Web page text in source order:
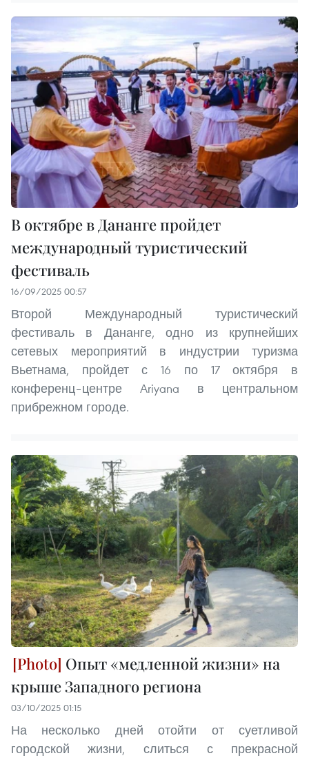
В октябре в Дананге пройдет
международный туристический
фестиваль
16/09/2025 00:57
Второй Международный туристический
фестиваль в Дананге, одно из крупнейших
сетевых мероприятий в индустрии туризма
Вьетнама, пройдет с 16 по 17 октября в
конференц–центре Ariyana в центральном
прибрежном городе.
Опыт «медленной жизни» на
крыше Западного региона
03/10/2025 01:15
На несколько дней отойти от суетливой
городской жизни, слиться с прекрасной